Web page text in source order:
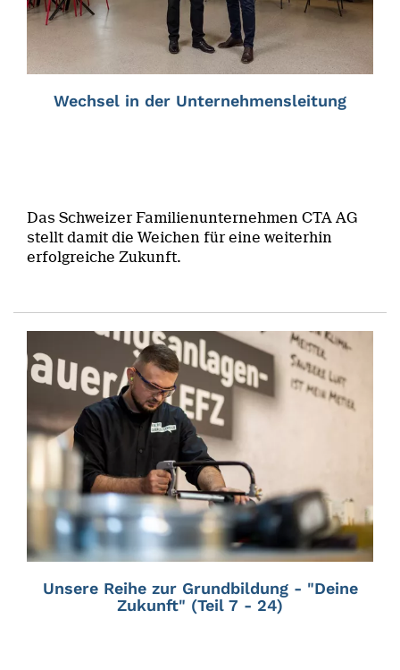
Wechsel in der Unternehmensleitung
Das Schweizer Familienunternehmen CTA AG
stellt damit die Weichen für eine weiterhin
erfolgreiche Zukunft.
Unsere Reihe zur Grundbildung - "Deine
Zukunft" (Teil 7 - 24)